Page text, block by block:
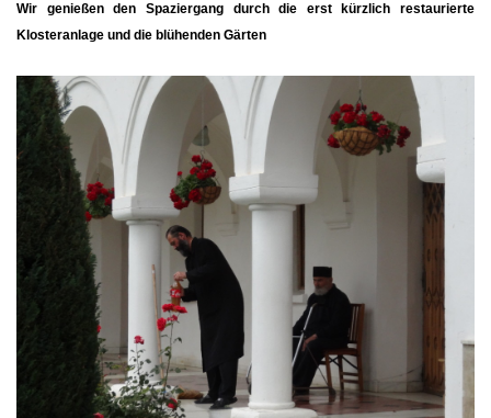
Wir genießen den Spaziergang durch die erst kürzlich restaurierte
Klosteranlage und die blühenden Gärten